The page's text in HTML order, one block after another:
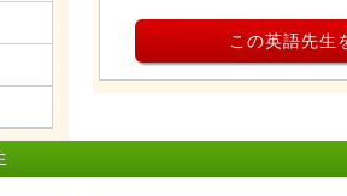
この英語先生